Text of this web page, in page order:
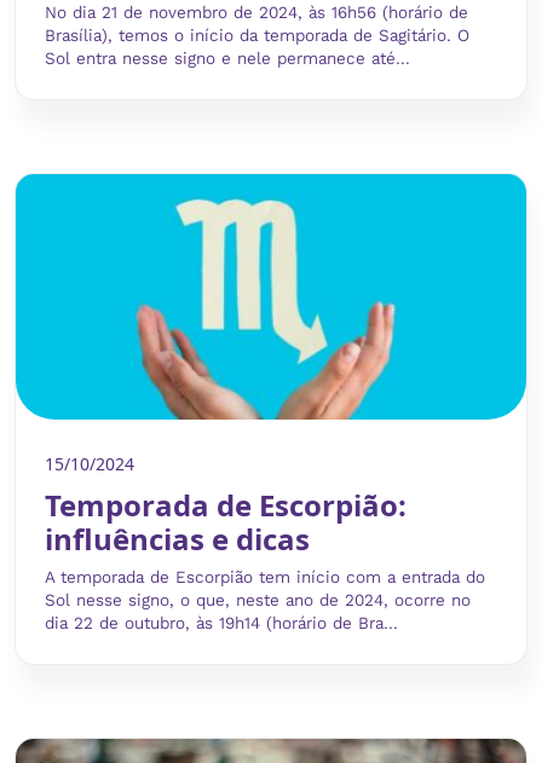
No dia 21 de novembro de 2024, às 16h56 (horário de
Brasília), temos o início da temporada de Sagitário. O
Sol entra nesse signo e nele permanece até...
15/10/2024
Temporada de Escorpião:
influências e dicas
A temporada de Escorpião tem início com a entrada do
Sol nesse signo, o que, neste ano de 2024, ocorre no
dia 22 de outubro, às 19h14 (horário de Bra...